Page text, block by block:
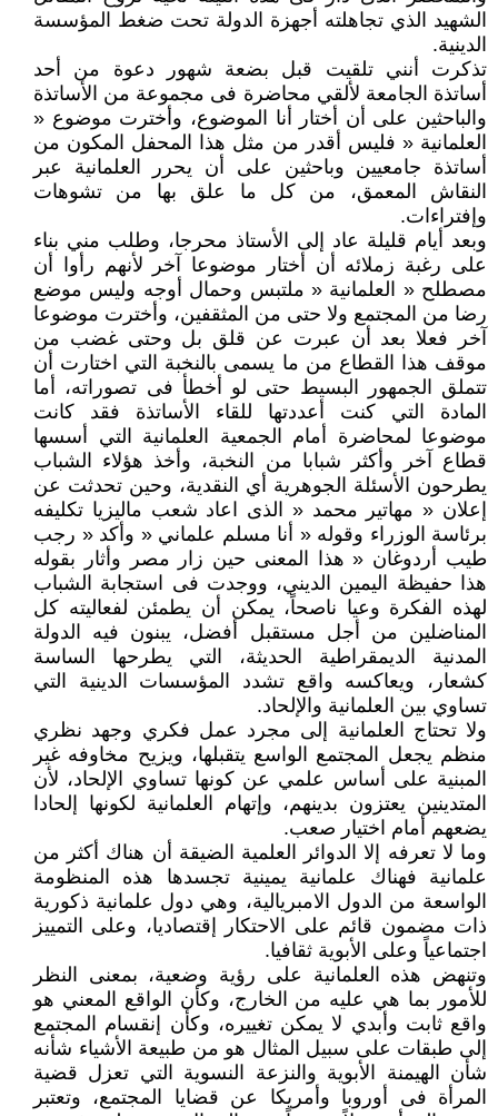
الشهيد الذي تجاهلته أجهزة الدولة تحت ضغط المؤسسة
الدينية.
تذكرت أنني تلقيت قبل بضعة شهور دعوة من أحد
أساتذة الجامعة لألقي محاضرة فى مجموعة من الأساتذة
والباحثين على أن أختار أنا الموضوع، وأخترت موضوع «
العلمانية « فليس أقدر من مثل هذا المحفل المكون من
أساتذة جامعيين وباحثين على أن يحرر العلمانية عبر
النقاش المعمق، من كل ما علق بها من تشوهات
وإفتراءات.
وبعد أيام قليلة عاد إلى الأستاذ محرجا، وطلب مني بناء
على رغبة زملائه أن أختار موضوعا آخر لأنهم رأوا أن
مصطلح « العلمانية « ملتبس وحمال أوجه وليس موضع
رضا من المجتمع ولا حتى من المثقفين، وأخترت موضوعا
آخر فعلا بعد أن عبرت عن قلق بل وحتى غضب من
موقف هذا القطاع من ما يسمى بالنخبة التي اختارت أن
تتملق الجمهور البسيط حتى لو أخطأ فى تصوراته، أما
المادة التي كنت أعددتها للقاء الأساتذة فقد كانت
موضوعا لمحاضرة أمام الجمعية العلمانية التي أسسها
قطاع آخر وأكثر شبابا من النخبة، وأخذ هؤلاء الشباب
يطرحون الأسئلة الجوهرية أي النقدية، وحين تحدثت عن
إعلان « مهاتير محمد « الذى اعاد شعب ماليزيا تكليفه
برئاسة الوزراء وقوله « أنا مسلم علماني « وأكد « رجب
طيب أردوغان « هذا المعنى حين زار مصر وأثار بقوله
هذا حفيظة اليمين الديني، ووجدت فى استجابة الشباب
لهذه الفكرة وعيا ناصحاً، يمكن أن يطمئن لفعاليته كل
المناضلين من أجل مستقبل أفضل، يبنون فيه الدولة
المدنية الديمقراطية الحديثة، التي يطرحها الساسة
كشعار، ويعاكسه واقع تشدد المؤسسات الدينية التي
تساوي بين العلمانية والإلحاد.
ولا تحتاج العلمانية إلى مجرد عمل فكري وجهد نظري
منظم يجعل المجتمع الواسع يتقبلها، ويزيح مخاوفه غير
المبنية على أساس علمي عن كونها تساوي الإلحاد، لأن
المتدينين يعتزون بدينهم، وإتهام العلمانية لكونها إلحادا
يضعهم أمام اختيار صعب.
وما لا تعرفه إلا الدوائر العلمية الضيقة أن هناك أكثر من
علمانية فهناك علمانية يمينية تجسدها هذه المنظومة
الواسعة من الدول الامبريالية، وهي دول علمانية ذكورية
ذات مضمون قائم على الاحتكار إقتصاديا، وعلى التمييز
اجتماعياً وعلى الأبوية ثقافيا.
وتنهض هذه العلمانية على رؤية وضعية، بمعنى النظر
للأمور بما هي عليه من الخارج، وكأن الواقع المعني هو
واقع ثابت وأبدي لا يمكن تغييره، وكأن إنقسام المجتمع
إلى طبقات على سبيل المثال هو من طبيعة الأشياء شأنه
شأن الهيمنة الأبوية والنزعة النسوية التي تعزل قضية
المرأة فى أوروبا وأمريكا عن قضايا المجتمع، وتعتبر